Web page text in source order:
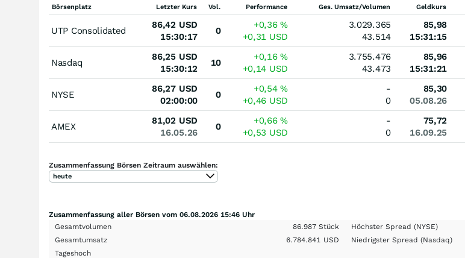
Börsenplatz Letzter Kurs Vol. Performance Ges. Umsatz/Volumen Geldkurs
UTP Consolidated
86,42 USD
15:30:17
0
+0,36%
+0,31 USD
3.029.365
43.514
85,98
15:31:15
Nasdaq
86,25 USD
15:30:12
10
+0,16%
+0,14 USD
3.755.476
43.473
85,96
15:31:21
NYSE
86,27 USD
02:00:00
0
+0,54%
+0,46 USD
-
0
85,30
05.08.26
AMEX
81,02 USD
16.05.26
0
+0,66%
+0,53 USD
-
0
75,72
16.09.25
Zusammenfassung Börsen Zeitraum auswählen:
heute
Zusammenfassung aller Börsen vom 06.08.2026 15:46 Uhr
Gesamtvolumen
86.987 Stück Höchster Spread(NYSE)
Gesamtumsatz
6.784.841 USD Niedrigster Spread(Nasdaq)
Tageshoch